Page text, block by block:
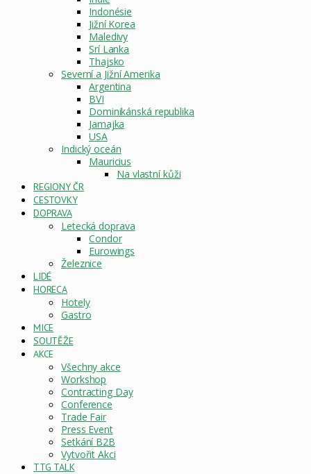
Indonésie
Jižní Korea
Maledivy
Srí Lanka
Thajsko
Severní a Jižní Amerika
Argentina
BVI
Dominikánská republika
Jamajka
USA
Indický oceán
Mauricius
Na vlastní kůži
REGIONY ČR
CESTOVKY
DOPRAVA
Letecká doprava
Condor
Eurowings
Železnice
LIDÉ
HORECA
Hotely
Gastro
MICE
SOUTĚŽE
AKCE
Všechny akce
Workshop
Contracting Day
Conference
Trade Fair
Press Event
Setkání B2B
Vytvořit Akci
TTG TALK